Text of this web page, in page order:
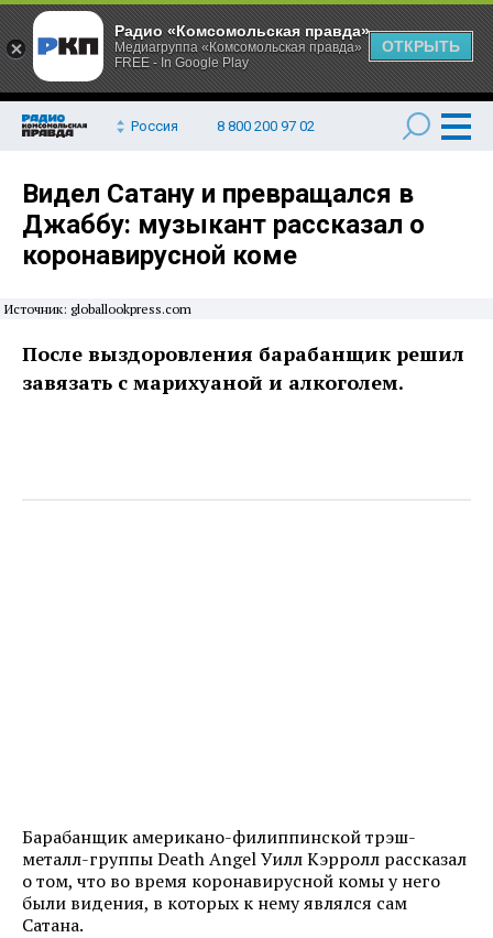
Россия 8 800 200 97 02
Видел Сатану и превращался в
Джаббу: музыкант рассказал о
коронавирусной коме
Источник: globallookpress.com
После выздоровления барабанщик решил
завязать с марихуаной и алкоголем.
Барабанщик американо-филиппинской трэш-
металл-группы Death Angel Уилл Кэрролл рассказал
о том, что во время коронавирусной комы у него
были видения, в которых к нему являлся сам
Сатана.
Радио «Комсомольская правда»
Медиагруппа «Комсомольская правда»
FREE - In Google Play
ОТКРЫТЬ